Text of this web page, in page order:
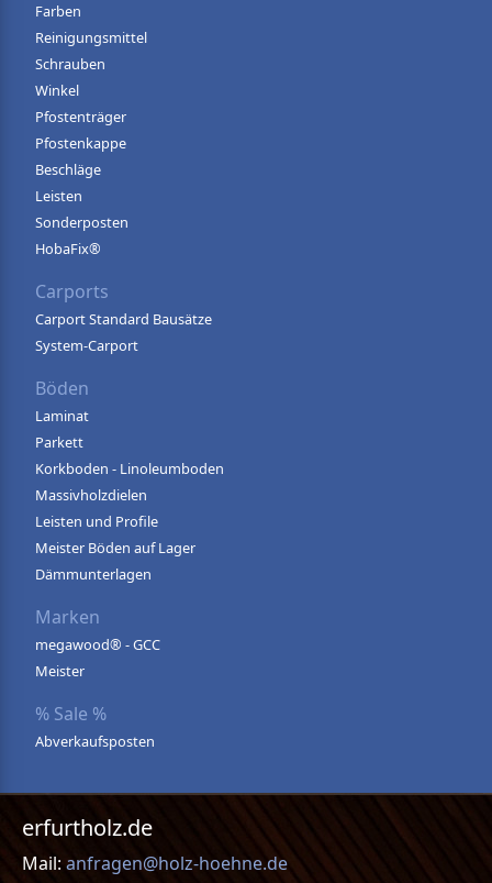
Farben
Reinigungsmittel
Schrauben
Winkel
Pfostenträger
Pfostenkappe
Beschläge
Leisten
Sonderposten
HobaFix®
Carports
Carport Standard Bausätze
System-Carport
Böden
Laminat
Parkett
Korkboden - Linoleumboden
Massivholzdielen
Leisten und Profile
Meister Böden auf Lager
Dämmunterlagen
Marken
megawood® - GCC
Meister
% Sale %
Abverkaufsposten
erfurtholz.de
Mail: anfragen@holz-hoehne.de